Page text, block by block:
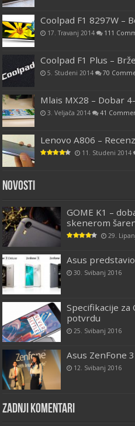
Coolpad F1 8297W –
17. Travanj 2014 111
Coolpad F1 Plus –
5. Studeni 2014 70
Mlais MX28 – Dobar
3. Veljača 2014 41
Lenovo A806 –
11. Studeni 2014
Novosti
GOME K1 –
skenerom
29.
Asus
30. Svibanj 2016
Specifikacije za
potvrdu
25. Svibanj 2016
Asus ZenFone
12. Svibanj 2016
Zadnji komentari